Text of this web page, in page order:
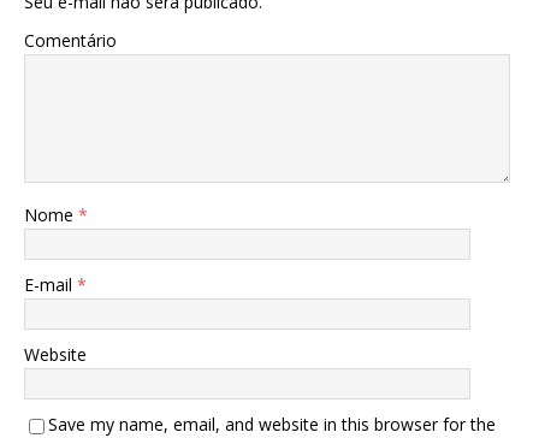
Comentário
Nome *
E-mail *
Website
Save my name, email, and website in this browser for the